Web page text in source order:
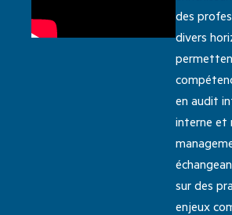
des
divers
en audit
interne et
sur des
enjeux